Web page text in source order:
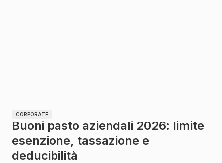
CORPORATE
Buoni pasto aziendali 2026: limite
esenzione, tassazione e
deducibilità